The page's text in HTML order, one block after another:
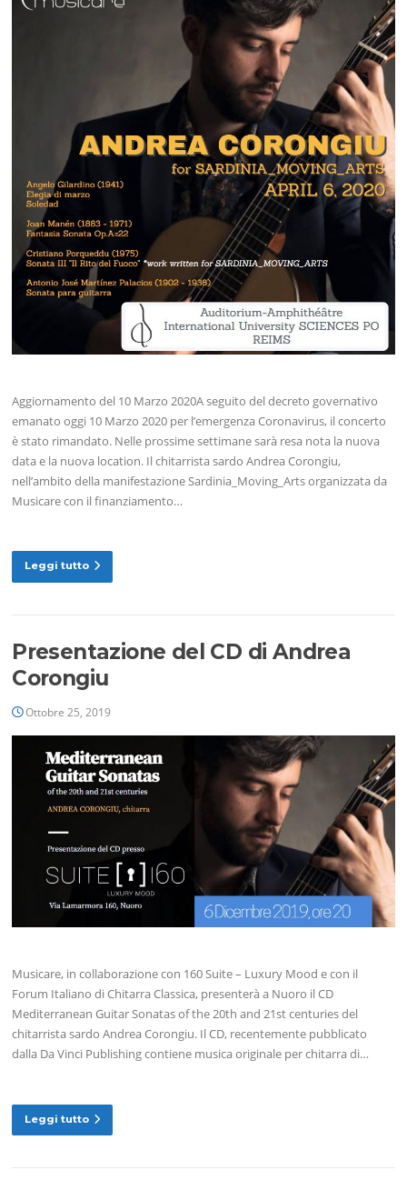
Aggiornamento del 10 Marzo 2020A seguito del decreto governativo
emanato oggi 10 Marzo 2020 per l’emergenza Coronavirus, il concerto
è stato rimandato. Nelle prossime settimane sarà resa nota la nuova
data e la nuova location. Il chitarrista sardo Andrea Corongiu,
nell’ambito della manifestazione Sardinia_Moving_Arts organizzata da
Musicare con il finanziamento…
Leggi tutto
Presentazione del CD di Andrea
Corongiu
Ottobre 25, 2019
Musicare, in collaborazione con 160 Suite – Luxury Mood e con il
Forum Italiano di Chitarra Classica, presenterà a Nuoro il CD
Mediterranean Guitar Sonatas of the 20th and 21st centuries del
chitarrista sardo Andrea Corongiu. Il CD, recentemente pubblicato
dalla Da Vinci Publishing contiene musica originale per chitarra di…
Leggi tutto